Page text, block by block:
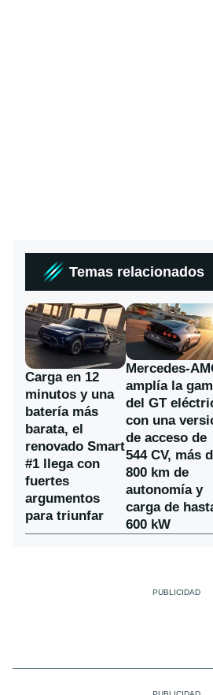
Temas relacionados
Carga en 12
minutos y una
batería más
barata, el
renovado Smart
#1 llega con
fuertes
argumentos
para triunfar
Mercedes-
amplía la
del GT
con una
de acceso de
544 CV, más
800 km de
autonomía y
carga de
600 kW